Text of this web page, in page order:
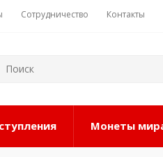
Сотрудничество Контакты
Монеты